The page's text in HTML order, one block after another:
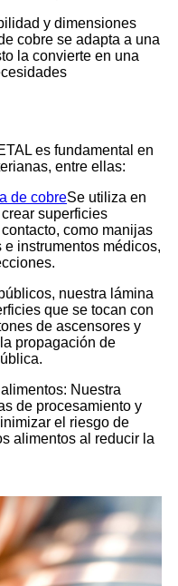
y dimensiones
cobre se adapta a una
la convierte en una
es fundamental en
entre ellas:
de cobreSe utiliza en
superficies
como manijas
instrumentos médicos,
nuestra lámina
que se tocan con
de ascensores y
propagación de
Nuestra
de procesamiento y
el riesgo de
alimentos al reducir la